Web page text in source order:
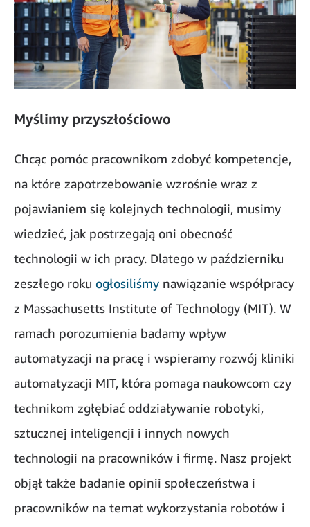
Myślimy przyszłościowo
Chcąc pomóc pracownikom zdobyć kompetencje,
na które zapotrzebowanie wzrośnie wraz z
pojawianiem się kolejnych technologii, musimy
wiedzieć, jak postrzegają oni obecność
technologii w ich pracy. Dlatego w październiku
zeszłego roku ogłosiliśmy nawiązanie współpracy
z Massachusetts Institute of Technology (MIT). W
ramach porozumienia badamy wpływ
automatyzacji na pracę i wspieramy rozwój kliniki
automatyzacji MIT, która pomaga naukowcom czy
technikom zgłębiać oddziaływanie robotyki,
sztucznej inteligencji i innych nowych
technologii na pracowników i firmę. Nasz projekt
objął także badanie opinii społeczeństwa i
pracowników na temat wykorzystania robotów i